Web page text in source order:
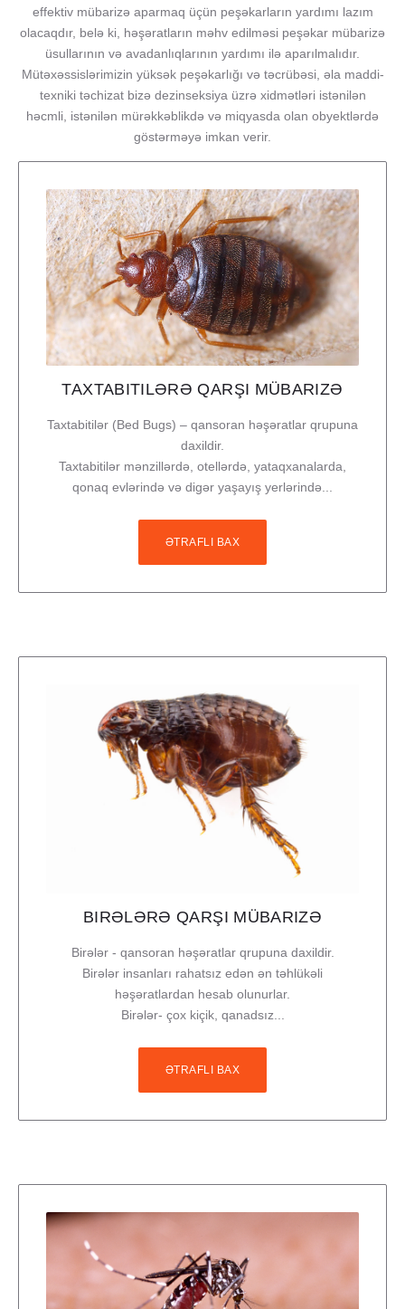
effektiv mübarizə aparmaq üçün peşəkarların yardımı lazım
olacaqdır, belə ki, həşəratların məhv edilməsi peşəkar mübarizə
üsullarının və avadanlıqlarının yardımı ilə aparılmalıdır.
Mütəxəssislərimizin yüksək peşəkarlığı və təcrübəsi, əla maddi-
texniki təchizat bizə dezinseksiya üzrə xidmətləri istənilən
həcmli, istənilən mürəkkəblikdə və miqyasda olan obyektlərdə
göstərməyə imkan verir.
TAXTABITILƏRƏ QARŞI MÜBARIZƏ
Taxtabitilər (Bed Bugs) – qansoran həşəratlar qrupuna
daxildir.
Taxtabitilər mənzillərdə, otellərdə, yataqxanalarda,
qonaq evlərində və digər yaşayış yerlərində...
ƏTRAFLI BAX
BIRƏLƏRƏ QARŞI MÜBARIZƏ
Birələr - qansoran həşəratlar qrupuna daxildir.
Birələr insanları rahatsız edən ən təhlükəli
həşəratlardan hesab olunurlar.
Birələr- çox kiçik, qanadsız...
ƏTRAFLI BAX